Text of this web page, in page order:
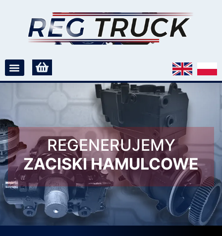
REGENERUJEMY
ZACISKI HAMULCOWE